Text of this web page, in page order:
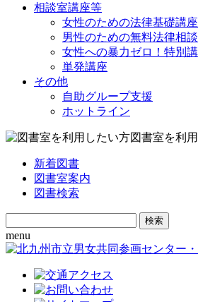
相談室講座等
女性のための法律基礎講座
男性のための無料法律相
女性への暴力ゼロ！特別
単発講座
その他
自助グループ支援
ホットライン
図書室を利
新着図書
図書室案内
図書検索
Search
for:
menu